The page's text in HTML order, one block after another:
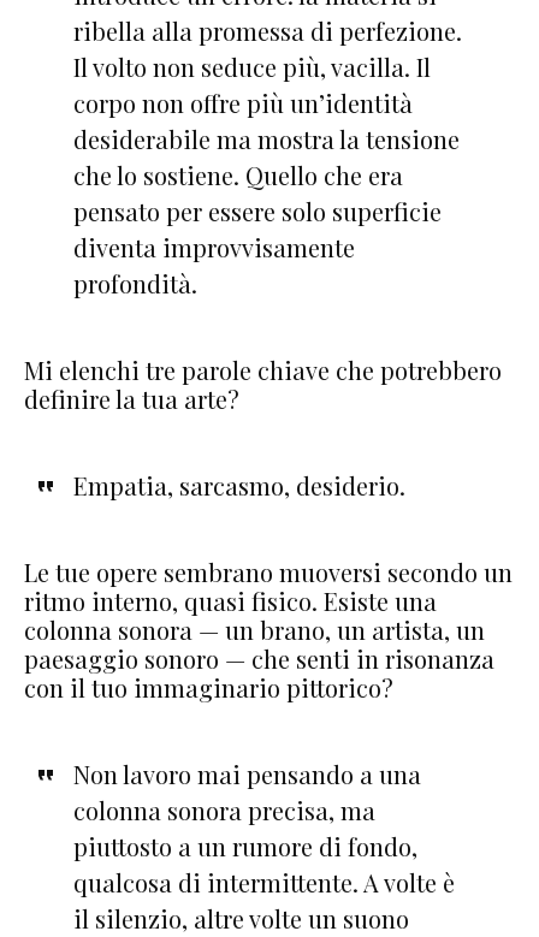
ribella alla promessa di perfezione.
Il volto non seduce più, vacilla. Il
corpo non offre più un’identità
desiderabile ma mostra la tensione
che lo sostiene. Quello che era
pensato per essere solo superficie
diventa improvvisamente
profondità.
Mi elenchi tre parole chiave che potrebbero
definire la tua arte?
Empatia, sarcasmo, desiderio.
Le tue opere sembrano muoversi secondo un
ritmo interno, quasi fisico. Esiste una
colonna sonora — un brano, un artista, un
paesaggio sonoro — che senti in risonanza
con il tuo immaginario pittorico?
Non lavoro mai pensando a una
colonna sonora precisa, ma
piuttosto a un rumore di fondo,
qualcosa di intermittente. A volte è
il silenzio, altre volte un suono